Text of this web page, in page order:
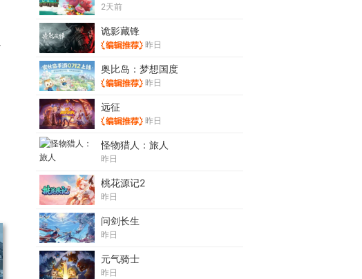
2天前
诡影藏锋
昨日
奥比岛：梦想国度
昨日
远征
昨日
怪物猎人：旅人
昨日
桃花源记2
昨日
问剑长生
昨日
元气骑士
昨日